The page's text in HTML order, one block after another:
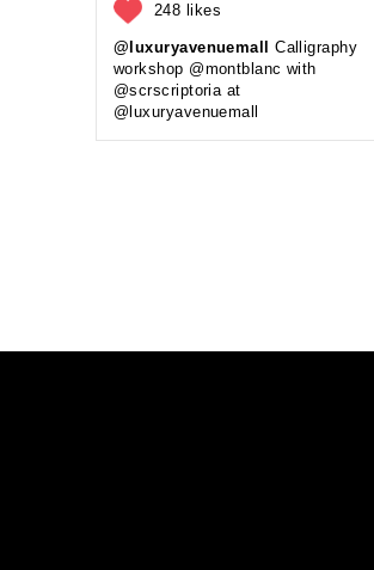
248 likes
@luxuryavenuemall
Calligraphy
workshop @montblanc with
@scrscriptoria at
@luxuryavenuemall